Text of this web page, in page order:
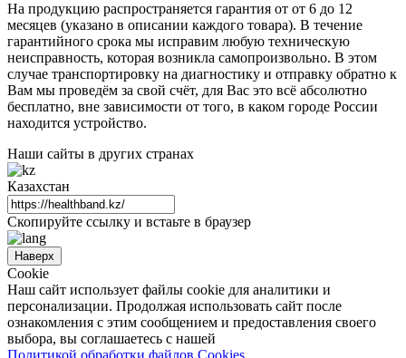
На продукцию распространяется гарантия от от 6 до 12
месяцев (указано в описании каждого товара). В течение
гарантийного срока мы исправим любую техническую
неисправность, которая возникла самопроизвольно. В этом
случае транспортировку на диагностику и отправку обратно к
Вам мы проведём за свой счёт, для Вас это всё абсолютно
бесплатно, вне зависимости от того, в каком городе России
находится устройство.
Наши сайты в других странах
Казахстан
Скопируйте ссылку и встаьте в браузер
Наверх
Cookie
Наш сайт использует файлы cookie для аналитики и
персонализации. Продолжая использовать сайт после
ознакомления с этим сообщением и предоставления своего
выбора, вы соглашаетесь с нашей